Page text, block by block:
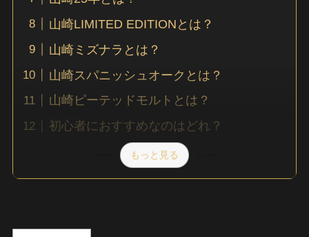
山崎LIMITED EDITIONとは？
山崎ミズナラとは？
山崎スパニッシュオークとは？
山崎ピーテッドモルトとは？
初心者におすすめなのはどれ？
もっと見る